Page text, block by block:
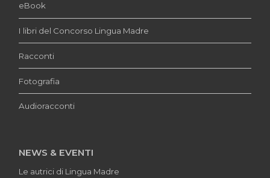
eBook
I libri del Concorso Lingua Madre
Racconti
Fotografia
Audioracconti
NEWS & EVENTI
Le autrici di Lingua Madre